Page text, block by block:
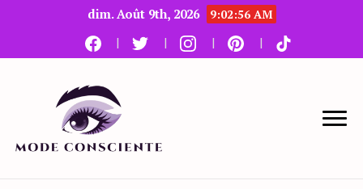
dim. Août 9th, 2026 9:02:57 AM
Le blog beauté et mode